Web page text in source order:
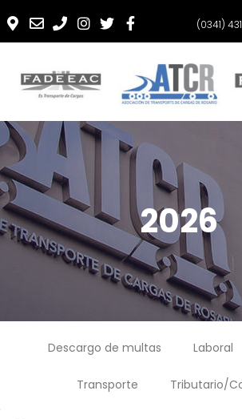
(0341)
2026
Descargo de multas Laboral
Transporte Tributario/